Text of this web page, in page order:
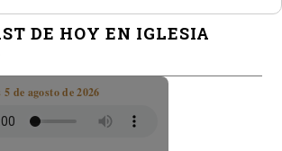
DE HOY EN IGLESIA
de agosto de 2026